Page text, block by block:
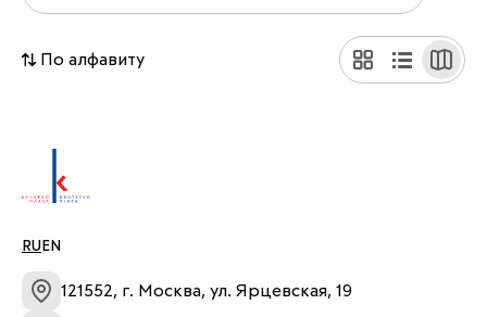
По алфавиту
RU EN
121552, г. Москва, ул. Ярцевская, 19